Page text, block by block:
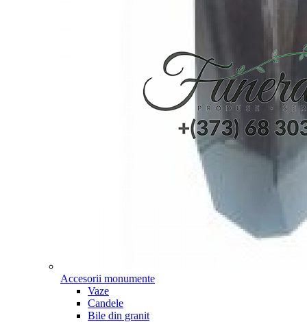
Accesorii monumente
Vaze
Candele
Bile din granit